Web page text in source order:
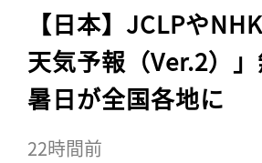
【日本】JCLPや
天気予報（Ver.2）
暑日が全国各地に
22時間前